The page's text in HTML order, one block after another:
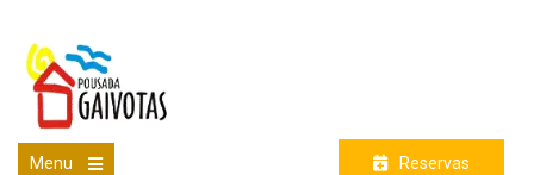
content
Menu
Reservas